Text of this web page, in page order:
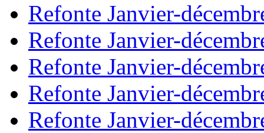
Refonte Janvier-
Refonte Janvier-
Refonte Janvier-
Refonte Janvier-
Refonte Janvier-